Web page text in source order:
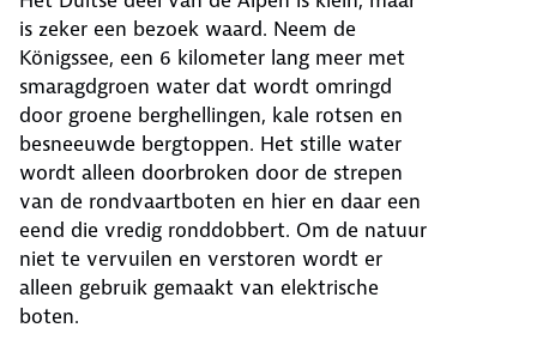
is zeker een bezoek waard. Neem de
Königssee, een 6 kilometer lang meer met
smaragdgroen water dat wordt omringd
door groene berghellingen, kale rotsen en
besneeuwde bergtoppen. Het stille water
wordt alleen doorbroken door de strepen
van de rondvaartboten en hier en daar een
eend die vredig ronddobbert. Om de natuur
niet te vervuilen en verstoren wordt er
alleen gebruik gemaakt van elektrische
boten.